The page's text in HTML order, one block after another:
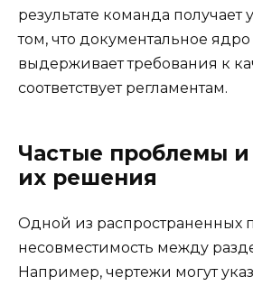
результате команда получает
том, что документальное ядро
выдерживает требования к
соответствует регламентам.
Частые проблемы
их решения
Одной из распространенных
несовместимость между
Например, чертежи могут